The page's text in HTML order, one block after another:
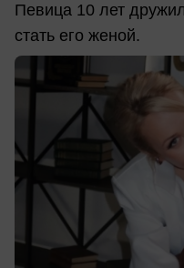
Певица 10 лет
стать его женой.